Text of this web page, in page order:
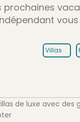
prochaines
Villas